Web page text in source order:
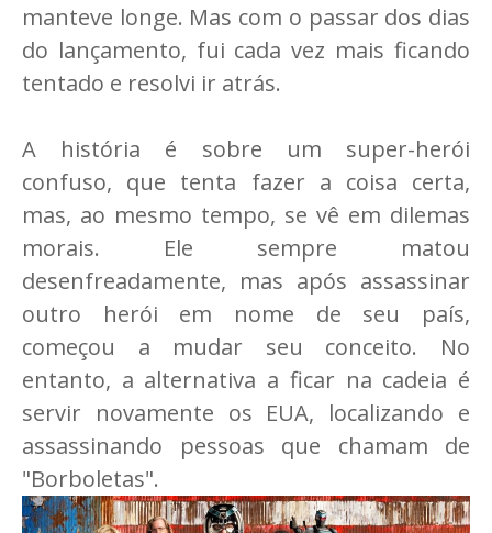
manteve longe. Mas com o passar dos dias
do lançamento, fui cada vez mais ficando
tentado e resolvi ir atrás.
A história é sobre um super-herói
confuso, que tenta fazer a coisa certa,
mas, ao mesmo tempo, se vê em dilemas
morais. Ele sempre matou
desenfreadamente, mas após assassinar
outro herói em nome de seu país,
começou a mudar seu conceito. No
entanto, a alternativa a ficar na cadeia é
servir novamente os EUA, localizando e
assassinando pessoas que chamam de
"Borboletas".